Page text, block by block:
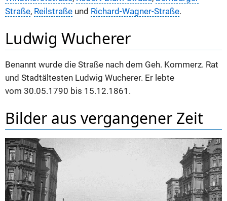
Straße, Reilstraße und Richard-Wagner-Straße.
Ludwig Wucherer
Benannt wurde die Straße nach dem Geh. Kommerz. Rat
und Stadtältesten Ludwig Wucherer. Er lebte
vom 30.05.1790 bis 15.12.1861.
Bilder aus vergangener Zeit